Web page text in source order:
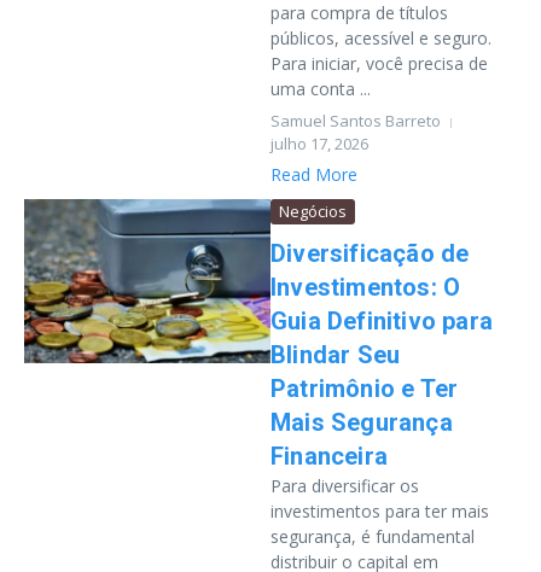
para compra de títulos
públicos, acessível e seguro.
Para iniciar, você precisa de
uma conta ...
Samuel Santos Barreto
julho 17, 2026
Read More
Negócios
Diversificação de
Investimentos: O
Guia Definitivo para
Blindar Seu
Patrimônio e Ter
Mais Segurança
Financeira
Para diversificar os
investimentos para ter mais
segurança, é fundamental
distribuir o capital em